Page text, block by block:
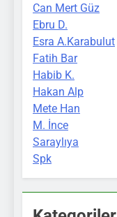
Can Mert Güz
Ebru D.
Esra A.Karabulut
Fatih Bar
Habib K.
Hakan Alp
Mete Han
M. İnce
Saraylıya
Spk